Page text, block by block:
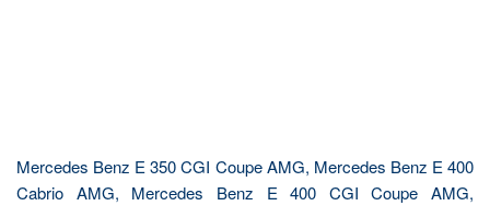
Mercedes Benz E 350 CGI Coupe AMG, Mercedes Benz E 400
Cabrio AMG, Mercedes Benz E 400 CGI Coupe AMG,